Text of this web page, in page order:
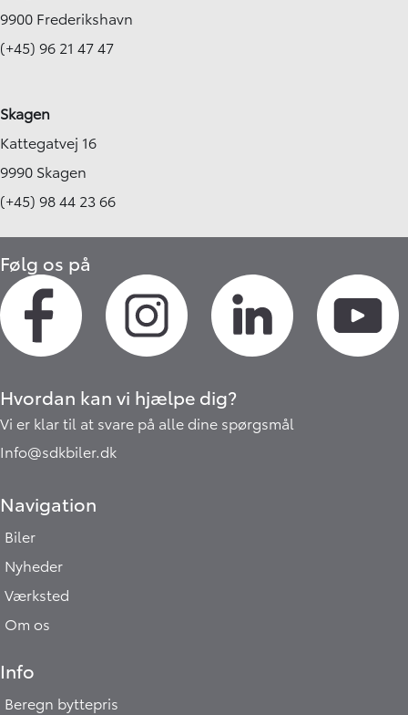
9900 Frederikshavn
(+45) 96 21 47 47
Skagen
Kattegatvej 16
9990 Skagen
(+45) 98 44 23 66
Følg os på
Hvordan kan vi hjælpe dig?
Vi er klar til at svare på alle dine spørgsmål
Info@sdkbiler.dk
Navigation
Biler
Nyheder
Værksted
Om os
Info
Beregn byttepris